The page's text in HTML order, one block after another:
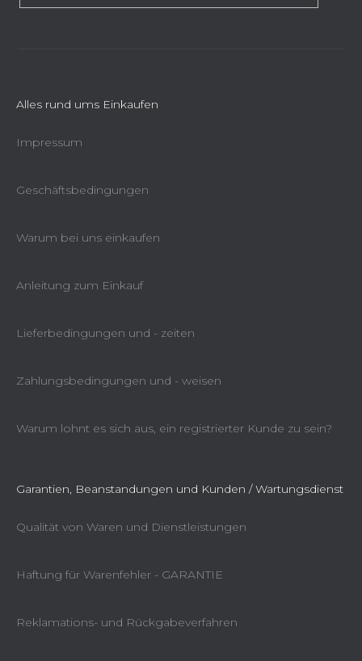
Alles rund ums Einkaufen
Impressum
Geschäftsbedingungen
Warum bei uns einkaufen
Anleitung zum Einkauf
Lieferbedingungen und - zeiten
Zahlungsbedingungen und - weisen
Warum lohnt es sich aus, ein registrierter Kunde zu sein?
Garantien, Beanstandungen und Kunden / Wartungsdienst
Qualität von Waren und Dienstleistungen
Haftung für Warenfehler - GARANTIE
Reklamations- und Rückgabeverfahren